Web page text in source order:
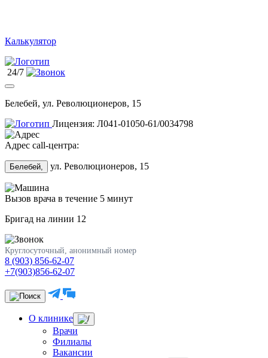
Калькулятор
24/7
Белебей, ул. Революционеров, 15
Лицензия: Л041-01050-61/0034798
Адрес call-центра:
Белебей, ул. Революционеров, 15
Вызов врача в течение 5 минут
Бригад на линии 12
Круглосуточный, анонимный номер
8 (903) 856-62-07
+7(903)856-62-07
О клинике
Врачи
Филиалы
Вакансии